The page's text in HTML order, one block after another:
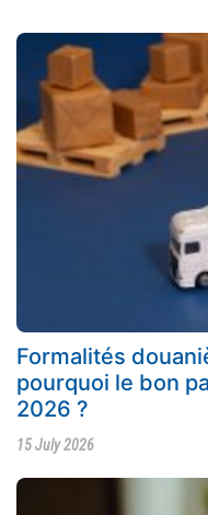
Formalités
pourquoi le bon
2026 ?
15 July 2026